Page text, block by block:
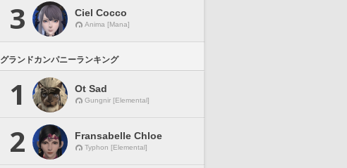
3 Ciel Cocco
Anima [Mana]
グランドカンパニーランキング
1 Ot Sad
Gungnir [Elemental]
2 Fransabelle Chloe
Typhon [Elemental]